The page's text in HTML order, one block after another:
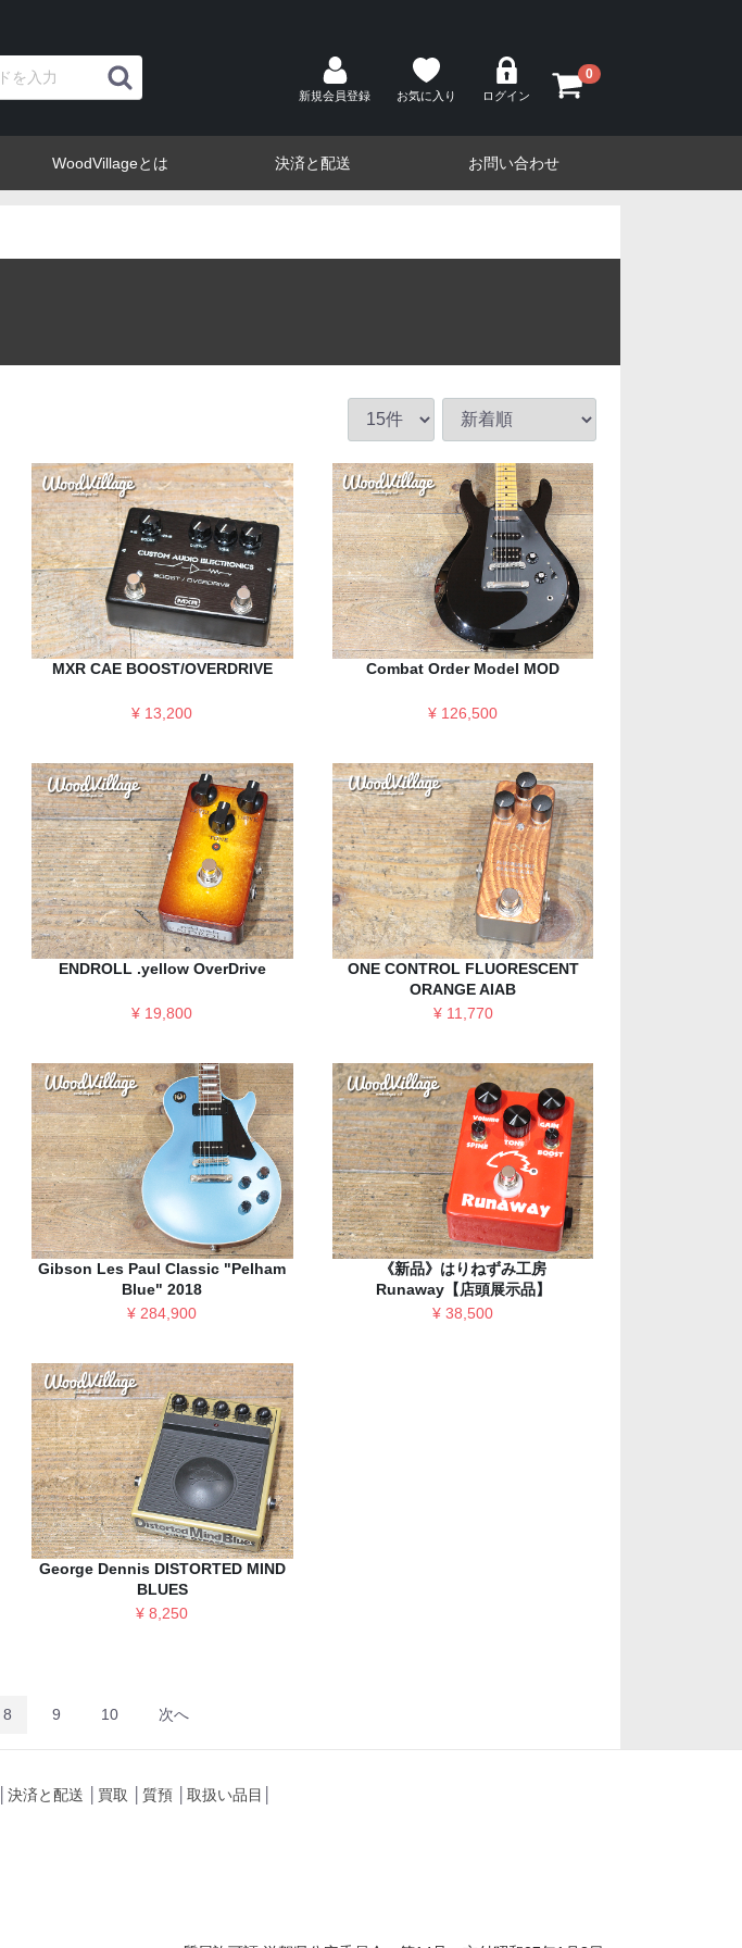
新規会員登録 お気に入り ログイン
0
WoodVillageとは 決済と配送 お問い合わせ
MXR CAE BOOST/OVERDRIVE
¥ 13,200
Combat Order Model MOD
¥ 126,500
ENDROLL .yellow OverDrive
¥ 19,800
ONE CONTROL FLUORESCENT
ORANGE AIAB
¥ 11,770
Gibson Les Paul Classic "Pelham
Blue" 2018
¥ 284,900
《新品》はりねずみ工房
Runaway【店頭展示品】
¥ 38,500
George Dennis DISTORTED MIND
BLUES
¥ 8,250
8 9 10 次へ
決済と配送 買取 質預│ 取扱い品目